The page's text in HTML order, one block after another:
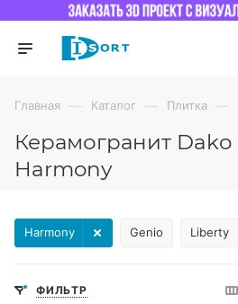
Главная — Каталог — Плитка —
Керамогранит Dako
Harmony
Genio
Harmony Liberty
ФИЛЬТР